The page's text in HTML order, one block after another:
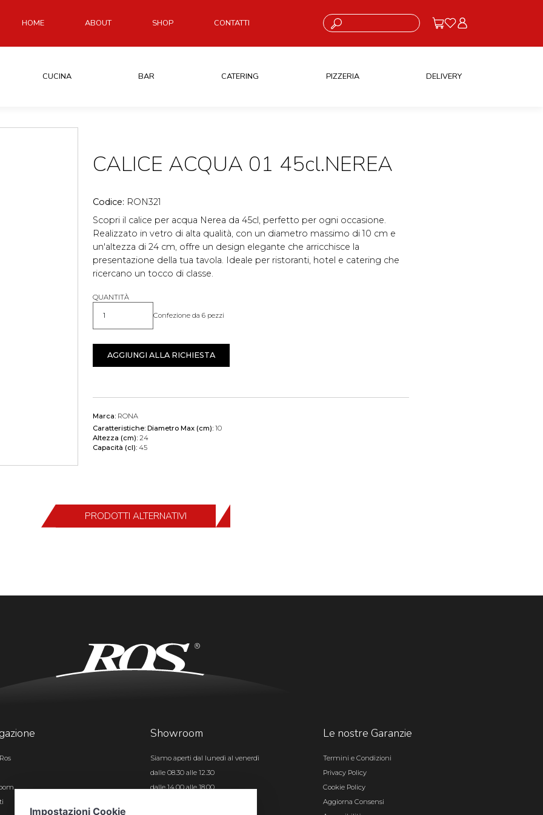
HOME ABOUT SHOP CONTATTI Cosa stai cercando?
CUCINA BAR CATERING PIZZERIA DELIVERY
CALICE ACQUA 01 45cl.NEREA
Codice: RON321
Scopri il calice per acqua Nerea da 45cl, perfetto per ogni occasione.
Realizzato in vetro di alta qualità, con un diametro massimo di 10 cm e
un'altezza di 24 cm, offre un design elegante che arricchisce la
presentazione della tua tavola. Ideale per ristoranti, hotel e catering che
ricercano un tocco di classe.
QUANTITÀ
Quantità Confezione da 6 pezzi
AGGIUNGI ALLA RICHIESTA
Marca: RONA
Caratteristiche: Diametro Max (cm): 10
Altezza (cm): 24
Capacità (cl): 45
PRODOTTI ALTERNATIVI
Showroom
Siamo aperti dal lunedì al venerdì
dalle 08.30 alle 12.30
dalle 14.00 alle 18.00
Le nostre Garanzie
Termini e Condizioni
Privacy Policy
Cookie Policy
Aggiorna Consensi